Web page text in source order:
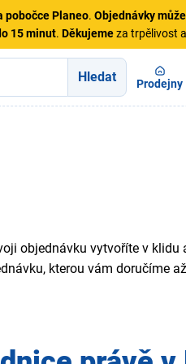
pobočce Planeo. Objednávky
15 minut. Děkujemeza trpělivost
Hledat Prodejny
objednávku vytvoříte v
kterou vám doručíme